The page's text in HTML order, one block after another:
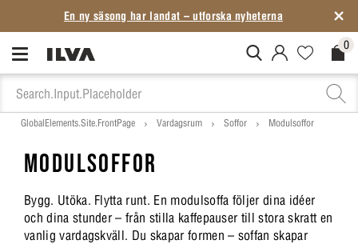
En ny säsong har landat – utforska nyheterna
MitIlva.Login 0
GlobalElements.Site.FrontPage Vardagsrum Soffor Modulsoffor
MODULSOFFOR
Bygg. Utöka. Flytta runt. En modulsoffa följer dina idéer
och dina stunder – från stilla kaffepauser till stora skratt en
vanlig vardagskväll. Du skapar formen – soffan skapar